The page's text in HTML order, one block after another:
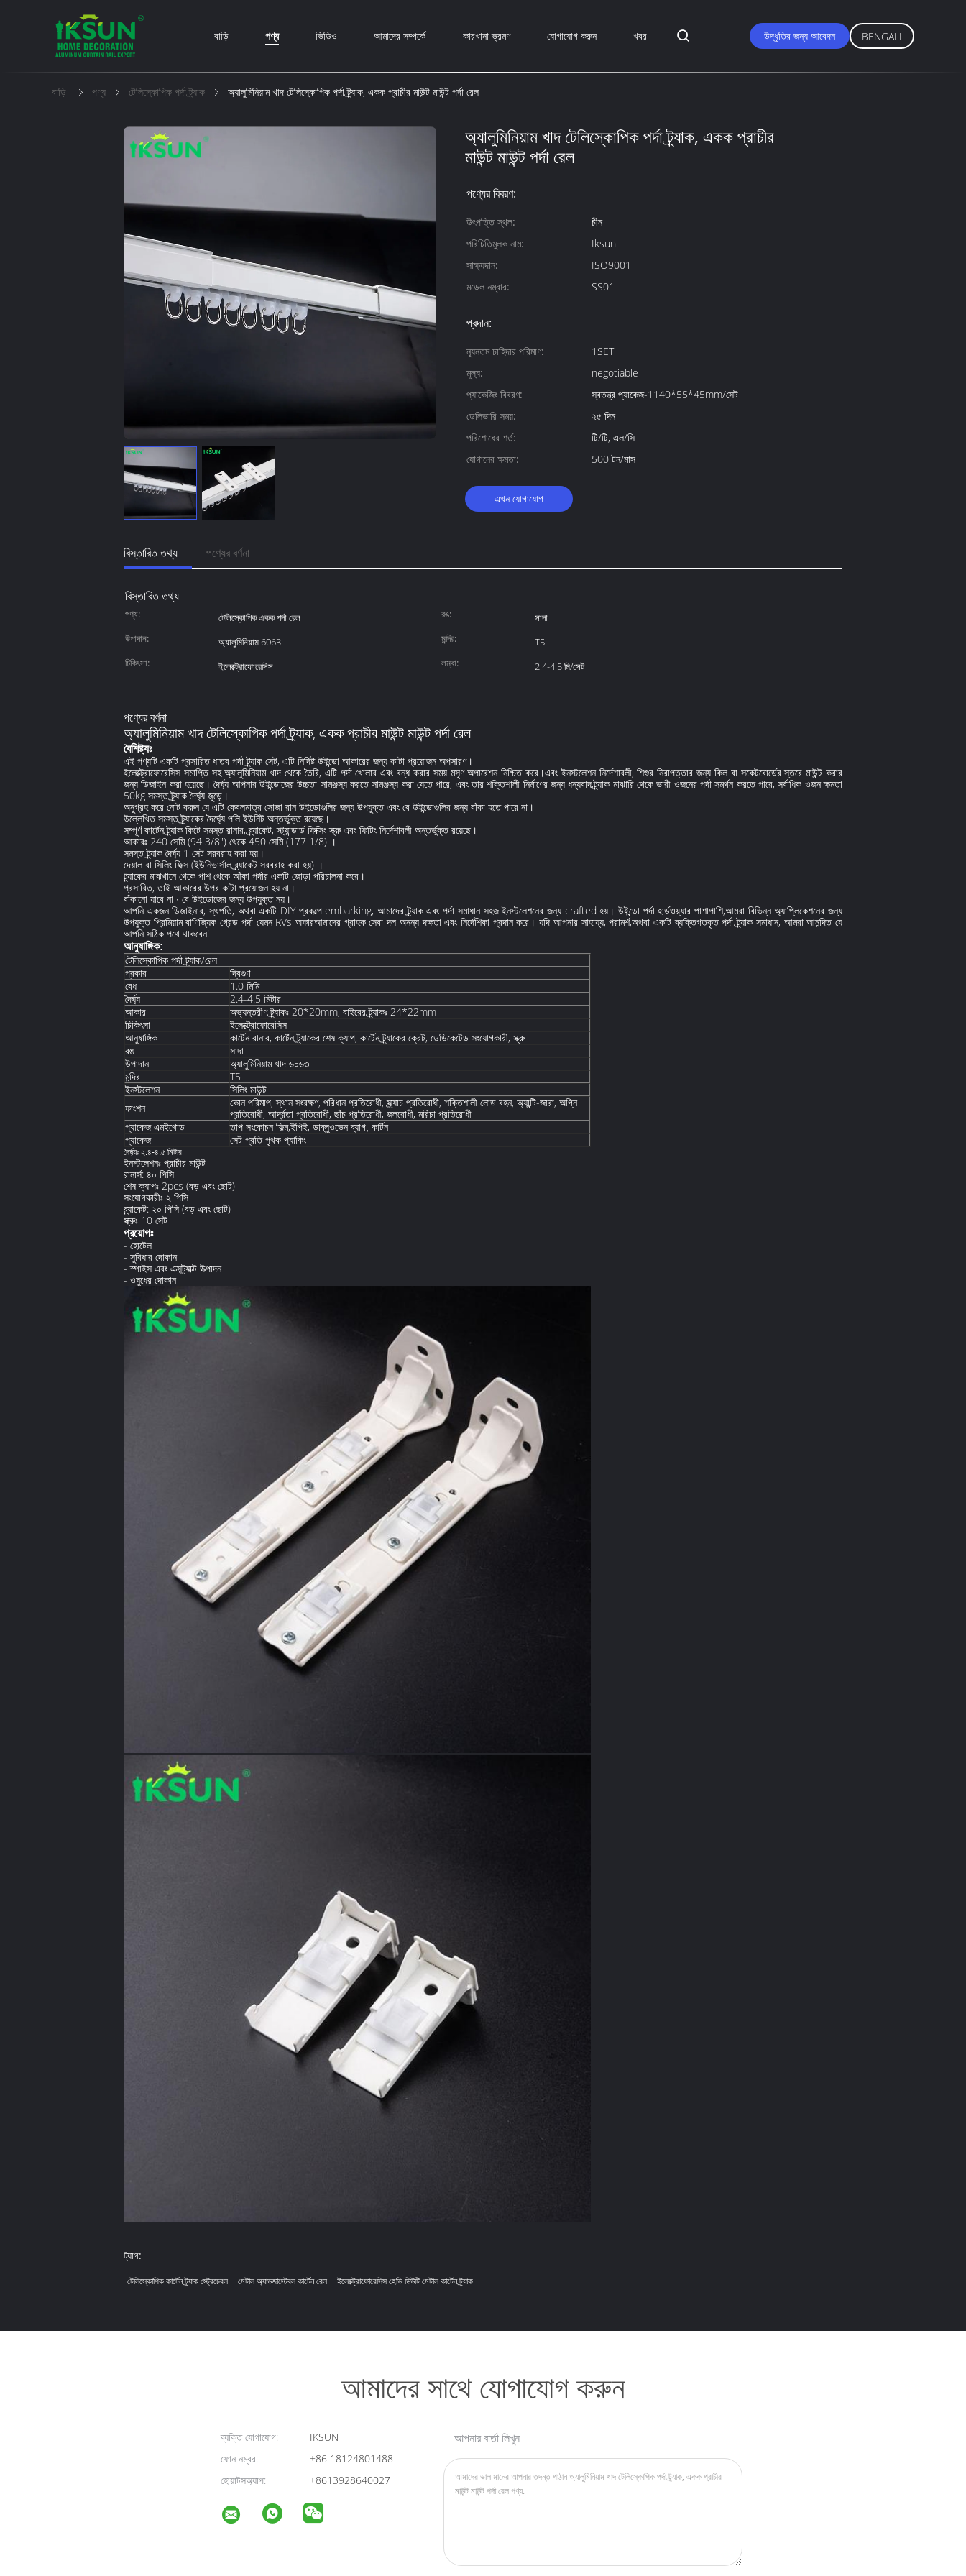
বাড়ি পণ্য ভিডিও আমাদের সম্পর্কে কারখানা ভ্রমণ যোগাযোগ করুন খবর উদ্ধৃতির জন্য আবেদন BENGALI
বাড়ি পণ্য টেলিস্কোপিক পর্দা ট্র্যাক অ্যালুমিনিয়াম খাদ টেলিস্কোপিক পর্দা ট্র্যাক, একক প্রাচীর মাউন্ট মাউন্ট পর্দা রেল
অ্যালুমিনিয়াম খাদ টেলিস্কোপিক পর্দা ট্র্যাক, একক প্রাচীর
মাউন্ট মাউন্ট পর্দা রেল
পণ্যের বিবরণ:
উৎপত্তি স্থল:
চীন
পরিচিতিমুলক নাম:
Iksun
সাক্ষ্যদান:
ISO9001
মডেল নম্বার:
SS01
প্রদান:
ন্যূনতম চাহিদার পরিমাণ:
1SET
মূল্য:
negotiable
প্যাকেজিং বিবরণ:
স্বতন্ত্র প্যাকেজ-1140*55*45mm/সেট
ডেলিভারি সময়:
২৫ দিন
পরিশোধের শর্ত:
টি/টি, এল/সি
যোগানের ক্ষমতা:
500 টন/মাস
এখন যোগাযোগ
বিস্তারিত তথ্য পণ্যের বর্ণনা
বিস্তারিত তথ্য
পণ্য: টেলিস্কোপিক একক পর্দা রেল রঙ:
সাদা
উপাদান:
অ্যালুমিনিয়াম 6063 মন্দির:
T5
চিকিৎসা:
ইলেক্ট্রোফোরেসিস লম্বা: 2.4-4.5 মি/সেট
পণ্যের বর্ণনা
অ্যালুমিনিয়াম খাদ টেলিস্কোপিক পর্দা ট্র্যাক, একক প্রাচীর মাউন্ট মাউন্ট পর্দা রেল
বৈশিষ্ট্যঃ
এই পণ্যটি একটি প্রসারিত ধাতব পর্দা ট্র্যাক সেট, এটি নির্দিষ্ট উইন্ডো আকারের জন্য কাটা প্রয়োজন অপসারণ।
ইলেক্ট্রোফোরেসিস সমাপ্তি সহ অ্যালুমিনিয়াম খাদ থেকে তৈরি, এটি পর্দা খোলার এবং বন্ধ করার সময় মসৃণ অপারেশন নিশ্চিত করে।এবং ইনস্টলেশন নির্দেশাবলী, শিশুর নিরাপত্তার জন্য কিল বা সকেটবোর্ডের স্তরে মাউন্ট করার
জন্য ডিজাইন করা হয়েছে। দৈর্ঘ্য আপনার উইন্ডোজের উচ্চতা সামঞ্জস্য করতে সামঞ্জস্য করা যেতে পারে, এবং তার শক্তিশালী নির্মাণের জন্য ধন্যবাদ,ট্র্যাক মাঝারি থেকে ভারী ওজনের পর্দা সমর্থন করতে পারে, সর্বাধিক ওজন ক্ষমতা
50kg সমস্ত ট্র্যাক দৈর্ঘ্য জুড়ে।
অনুগ্রহ করে নোট করুন যে এটি কেবলমাত্র সোজা রান উইন্ডোগুলির জন্য উপযুক্ত এবং বে উইন্ডোগুলির জন্য বাঁকা হতে পারে না।
উল্লেখিত সমস্ত ট্র্যাকের দৈর্ঘ্যে পলি ইউনিট অন্তর্ভুক্ত রয়েছে।
সম্পূর্ণ কার্টেন ট্র্যাক কিটে সমস্ত রানার, ব্র্যাকেট, স্ট্যান্ডার্ড ফিক্সিং স্ক্রু এবং ফিটিং নির্দেশাবলী অন্তর্ভুক্ত রয়েছে।
আকারঃ 240 সেমি (94 3/8") থেকে 450 সেমি (177 1/8) ।
সমস্ত ট্র্যাক দৈর্ঘ্য 1 সেট সরবরাহ করা হয়।
দেয়াল বা সিলিং ফিক্স (ইউনিভার্সাল ব্র্যাকেট সরবরাহ করা হয়) ।
ট্র্যাকের মাঝখানে থেকে পাশ থেকে আঁকা পর্দার একটি জোড়া পরিচালনা করে।
প্রসারিত, তাই আকারের উপর কাটা প্রয়োজন হয় না।
বাঁকানো যাবে না ∙ বে উইন্ডোজের জন্য উপযুক্ত নয়।
আপনি একজন ডিজাইনার, স্থপতি, অথবা একটি DIY প্রকল্পে embarking, আমাদের ট্র্যাক এবং পর্দা সমাধান সহজ ইনস্টলেশনের জন্য crafted হয়। উইন্ডো পর্দা হার্ডওয়্যার পাশাপাশি,আমরা বিভিন্ন অ্যাপ্লিকেশনের জন্য
উপযুক্ত প্রিমিয়াম বাণিজ্যিক গ্রেড পর্দা যেমন RVs অফারআমাদের গ্রাহক সেবা দল অনন্য দক্ষতা এবং নির্দেশিকা প্রদান করে। যদি আপনার সাহায্য, পরামর্শ,অথবা একটি ব্যক্তিগতকৃত পর্দা ট্র্যাক সমাধান, আমরা আনন্দিত যে
আপনি সঠিক পথে থাকবেন!
আনুষাঙ্গিক:
টেলিস্কোপিক পর্দা ট্র্যাক/রেল
প্রকার দ্বিগুণ
বেধ 1.0 মিমি
দৈর্ঘ্য
2.4-4.5 মিটার
আকার
অভ্যন্তরীণ ট্র্যাকঃ 20*20mm, বাইরের ট্র্যাকঃ 24*22mm
চিকিৎসা
ইলেক্ট্রোফোরেসিস
আনুষাঙ্গিক
কার্টেন রানার, কার্টেন ট্র্যাকের শেষ ক্যাপ, কার্টেন ট্র্যাকের ক্রেট, ডেডিকেটেড সংযোগকারী, স্ক্রু
রঙ
সাদা
উপাদান
অ্যালুমিনিয়াম খাদ ৬০৬৩
মন্দির
T5
ইনস্টলেশন
সিলিং মাউন্ট
ফাংশন
কোন পরিমাপ, স্থান সংরক্ষণ, পরিধান প্রতিরোধী, স্ক্র্যাচ প্রতিরোধী, শক্তিশালী লোড বহন, অ্যান্টি-জারা, অগ্নি
প্রতিরোধী, আর্দ্রতা প্রতিরোধী, ছাঁচ প্রতিরোধী, জলরোধী, মরিচা প্রতিরোধী
প্যাকেজ এমইথোড তাপ সংকোচন ফিল্ম,ইপিই, ডাব্লুওভেন ব্যাগ, কার্টন
প্যাকেজ
সেট প্রতি পৃথক প্যাকিং
দৈর্ঘ্যঃ ২.৪-৪.৫ মিটার
ইনস্টলেশনঃ প্রাচীর মাউন্ট
রানার্স: ৪০ পিসি
শেষ ক্যাপঃ 2pcs (বড় এবং ছোট)
সংযোগকারীঃ ২ পিসি
ব্র্যাকেট: ২০ পিসি (বড় এবং ছোট)
স্ক্রুঃ 10 সেট
প্রয়োগঃ
- হোটেল
- সুবিধার দোকান
- স্পাইস এবং এক্সট্র্যাক্ট উত্পাদন
- ওষুধের দোকান
ট্যাগ:
টেলিস্কোপিক কার্টেন ট্র্যাক স্ট্রেচেবল মেটাল অ্যাডজাস্টেবল কার্টেন রেল ইলেক্ট্রোফোরেসিস হেভি ডিউটি ​​মেটাল কার্টেন ট্র্যাক
আমাদের সাথে যোগাযোগ করুন
ব্যক্তি যোগাযোগ:
IKSUN
ফোন নম্বর:
+86 18124801488
হোয়াটসঅ্যাপ:
+8613928640027
আপনার বার্তা লিখুন